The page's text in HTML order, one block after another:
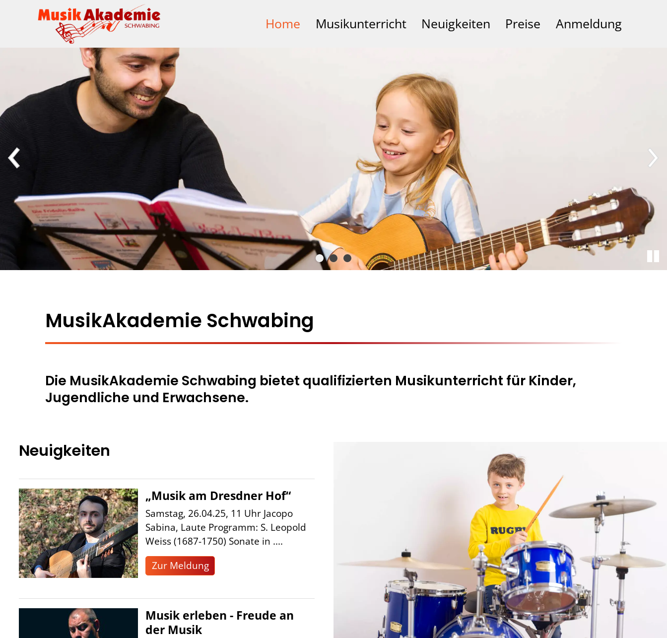
Home Musikunterricht Neuigkeiten Preise Anmeldung
MusikAkademie Schwabing
Die MusikAkademie Schwabing bietet qualifizierten Musikunterricht für Kinder,
Jugendliche und Erwachsene.
Neuigkeiten
„Musik am Dresdner Hof“
Samstag, 26.04.25, 11 Uhr Jacopo
Sabina, Laute Programm: S. Leopold
Weiss (1687-1750) Sonate in ....
Zur Meldung
Musik erleben - Freude an
der Musik